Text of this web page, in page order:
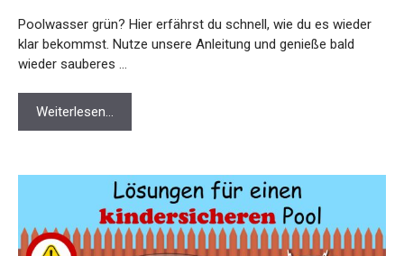
Poolwasser grün? Hier erfährst du schnell, wie du es wieder
klar bekommst. Nutze unsere Anleitung und genieße bald
wieder sauberes …
Weiterlesen…